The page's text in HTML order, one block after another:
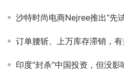
沙特时尚电商Nejree推出“先试后买”
订单腰斩、上万库存滞销，
印度“封杀”中国投资，但没